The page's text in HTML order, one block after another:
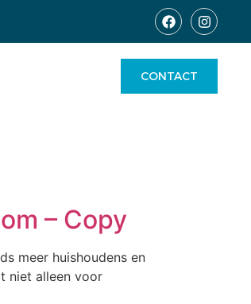
CONTACT
– Copy
meer huishoudens en
niet alleen voor